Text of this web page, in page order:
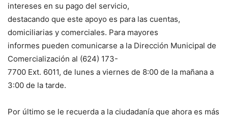
intereses en su pago del servicio,
destacando que este apoyo es para las cuentas,
domiciliarias y comerciales. Para mayores
informes pueden comunicarse a la Dirección Municipal de
Comercialización al (624) 173-
7700 Ext. 6011, de lunes a viernes de 8:00 de la mañana a
3:00 de la tarde.
Por último se le recuerda a la ciudadanía que ahora es más